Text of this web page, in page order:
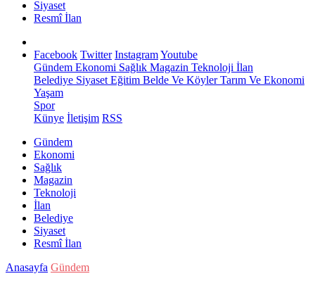
Siyaset
Resmî İlan
Facebook Twitter InstagramYoutube
Gündem Ekonomi Sağlık Magazin Teknoloji İlan
Belediye Siyaset Eğitim Belde Ve KöylerTarım Ve Ekonomi
Yaşam
Spor
Künye İletişim RSS
Gündem
Ekonomi
Sağlık
Magazin
Teknoloji
İlan
Belediye
Siyaset
Resmî İlan
Anasayfa Gündem